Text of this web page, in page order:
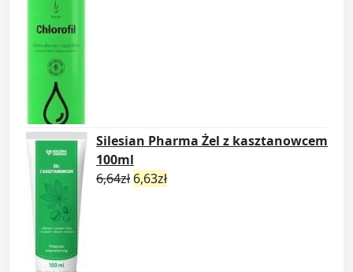
Silesian Pharma Żel z kasztanowcem
100ml
6,64zł 6,63zł